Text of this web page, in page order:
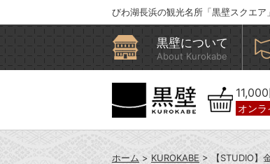
びわ湖長浜の観光名所「黒壁スクエ
黒壁について
About Kurokabe
オン
ホーム > KUROKABE > 【STUDIO